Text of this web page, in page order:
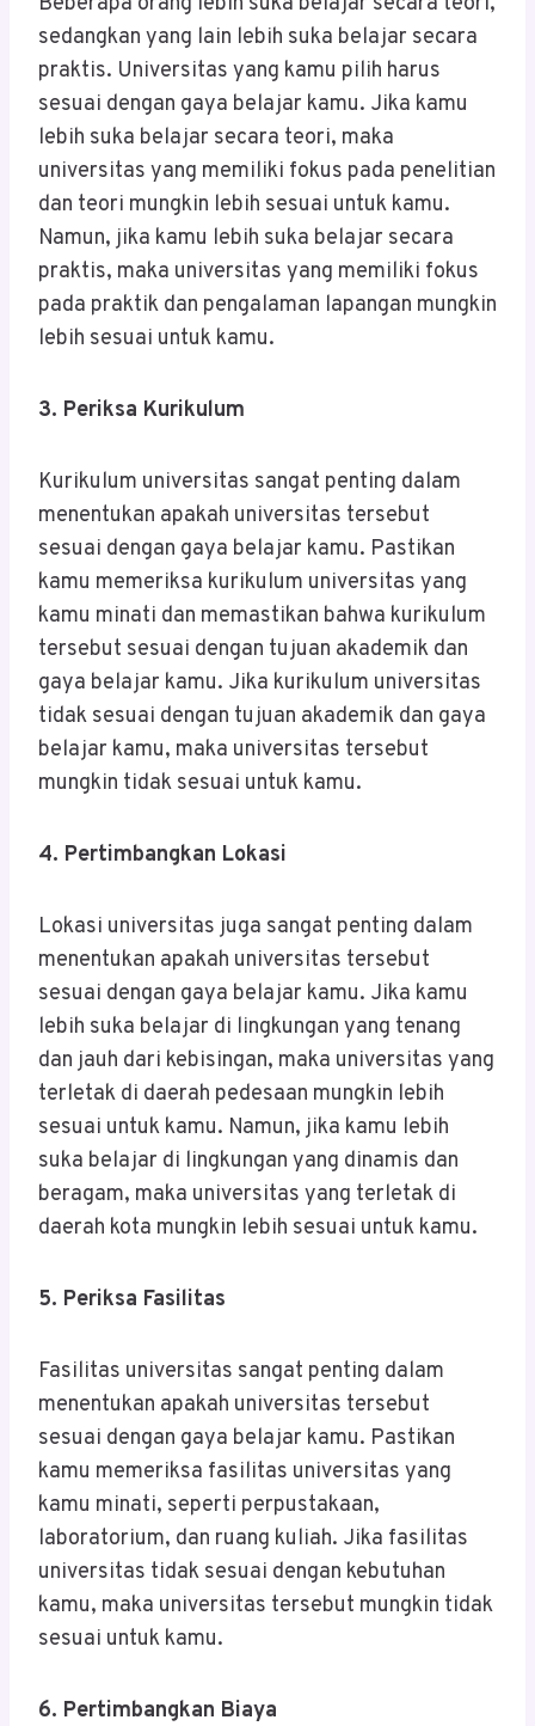
sedangkan yang lain lebih suka belajar secara
praktis. Universitas yang kamu pilih harus
sesuai dengan gaya belajar kamu. Jika kamu
lebih suka belajar secara teori, maka
universitas yang memiliki fokus pada penelitian
dan teori mungkin lebih sesuai untuk kamu.
Namun, jika kamu lebih suka belajar secara
praktis, maka universitas yang memiliki fokus
pada praktik dan pengalaman lapangan mungkin
lebih sesuai untuk kamu.
3. Periksa Kurikulum
Kurikulum universitas sangat penting dalam
menentukan apakah universitas tersebut
sesuai dengan gaya belajar kamu. Pastikan
kamu memeriksa kurikulum universitas yang
kamu minati dan memastikan bahwa kurikulum
tersebut sesuai dengan tujuan akademik dan
gaya belajar kamu. Jika kurikulum universitas
tidak sesuai dengan tujuan akademik dan gaya
belajar kamu, maka universitas tersebut
mungkin tidak sesuai untuk kamu.
4. Pertimbangkan Lokasi
Lokasi universitas juga sangat penting dalam
menentukan apakah universitas tersebut
sesuai dengan gaya belajar kamu. Jika kamu
lebih suka belajar di lingkungan yang tenang
dan jauh dari kebisingan, maka universitas yang
terletak di daerah pedesaan mungkin lebih
sesuai untuk kamu. Namun, jika kamu lebih
suka belajar di lingkungan yang dinamis dan
beragam, maka universitas yang terletak di
daerah kota mungkin lebih sesuai untuk kamu.
5. Periksa Fasilitas
Fasilitas universitas sangat penting dalam
menentukan apakah universitas tersebut
sesuai dengan gaya belajar kamu. Pastikan
kamu memeriksa fasilitas universitas yang
kamu minati, seperti perpustakaan,
laboratorium, dan ruang kuliah. Jika fasilitas
universitas tidak sesuai dengan kebutuhan
kamu, maka universitas tersebut mungkin tidak
sesuai untuk kamu.
6. Pertimbangkan Biaya